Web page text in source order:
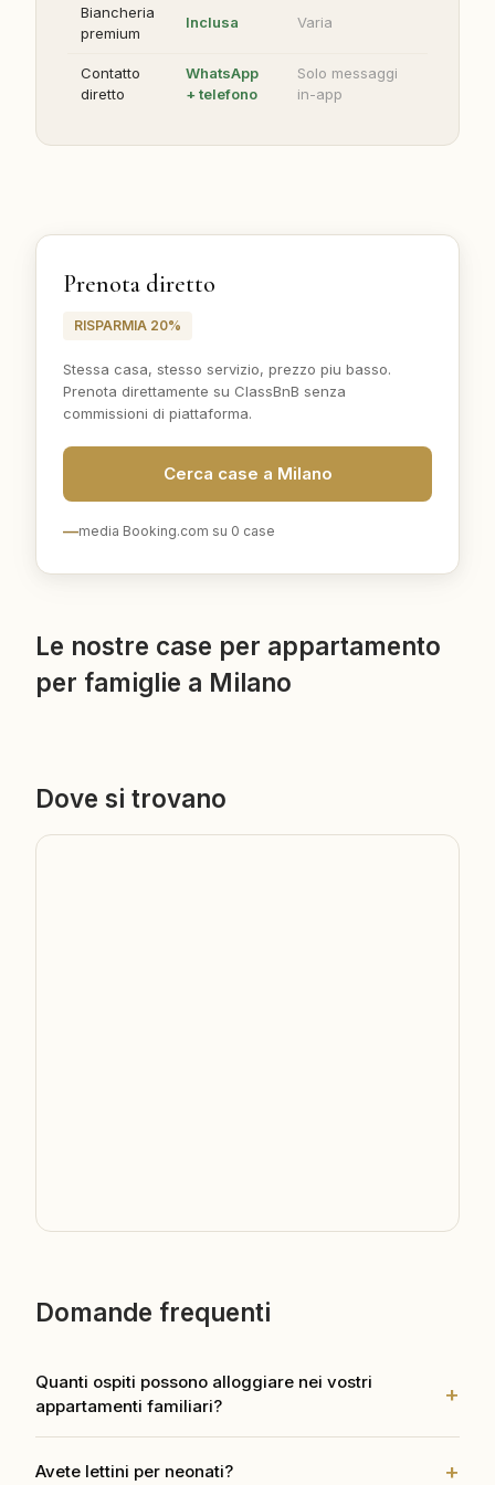
Biancheria
premium
Inclusa Varia
Contatto
diretto
WhatsApp
+ telefono
Solo messaggi
in-app
Prenota diretto
RISPARMIA 20%
Stessa casa, stesso servizio, prezzo piu basso.
Prenota direttamente su ClassBnB senza
commissioni di piattaforma.
Cerca case a Milano
—media Booking.com su 0 case
Le nostre case per appartamento
per famiglie a Milano
Dove si trovano
Domande frequenti
Quanti ospiti possono alloggiare nei vostri
appartamenti familiari?
parte ha 2-3 camere da letto separate, ideali per famiglie
Avete lettini per neonati?